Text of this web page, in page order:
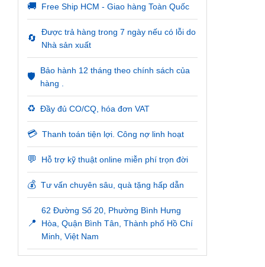
🚚 Free Ship HCM - Giao hàng Toàn Quốc
🔄
Được trả hàng trong 7 ngày nếu có lỗi do
Nhà sản xuất
🛡️
Bảo hành 12 tháng theo chính sách của
hàng .
♻️ Đầy đủ CO/CQ, hóa đơn VAT
💳 Thanh toán tiện lợi. Công nợ linh hoạt
💬 Hỗ trợ kỹ thuật online miễn phí trọn đời
💰 Tư vấn chuyên sâu, quà tặng hấp dẫn
📍
62 Đường Số 20, Phường Bình Hưng
Hòa, Quận Bình Tân, Thành phố Hồ Chí
Minh, Việt Nam